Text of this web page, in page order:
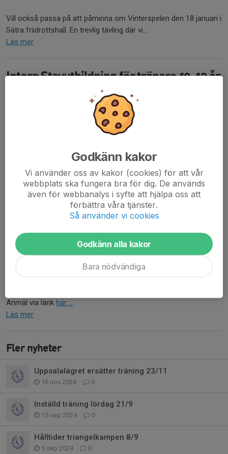
Vill också passa på att påminna om Vinterspelen den 18 januari i
Sätra friidrottshall. En trevlig tävling där vi...
Läs mer
Intern Stavutbildning för tränare 10-13 år
0 kommentarer
Påminnelse att anmäla till Intern Stavutbildning för tränare i Täby
IS för barn 10-13 år (födda 2011-2014)
Måndag 9 december samt måndag 16 december kl 19-21
Anmäl via länk här....
Läs mer
Fler nyheter
Uppsalalägret ersätter träning 23/11
16 nov 2024 0
Inställd träning lördag 21/9
15 sep 2024 0
Hålltider triangelkampen 8/9
5 sep 2024 0
Godkänn kakor
Vi använder oss av kakor (cookies) för att vår
webbplats ska fungera bra för dig. De används
även för webbanalys i syfte att hjälpa oss att
förbättra våra tjänster.
Så använder vi cookies
Godkänn alla kakor
Bara nödvändiga